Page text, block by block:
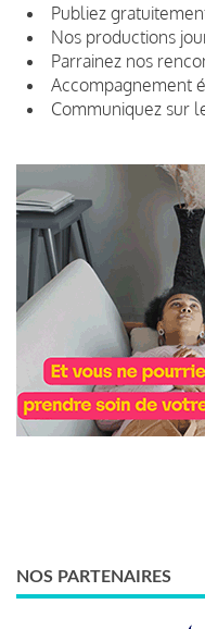
Publiez
Nos productions
Parrainez nos
Accompagnement
Communiquez sur
NOS PARTENAIRES